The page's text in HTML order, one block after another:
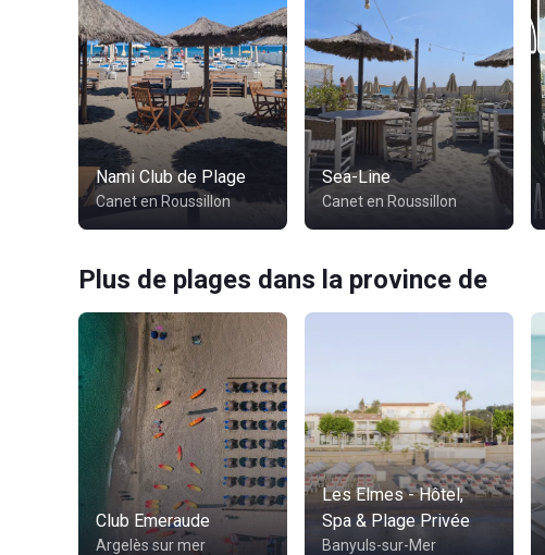
Nami Club de Plage
Canet en Roussillon
Sea-Line
Canet en Roussillon
Plus de plages dans la province de
Club Emeraude
Argelès sur mer
Les Elmes - Hôtel,
Spa & Plage Privée
Banyuls-sur-Mer